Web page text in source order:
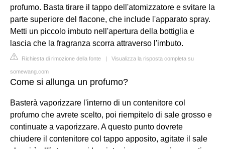
profumo. Basta tirare il tappo dell'atomizzatore e svitare la
parte superiore del flacone, che include l'apparato spray.
Metti un piccolo imbuto nell'apertura della bottiglia e
lascia che la fragranza scorra attraverso l'imbuto.
Richiesta di rimozione della fonte | Visualizza la risposta completa su
somewang.com
Come si allunga un profumo?
Basterà vaporizzare l'interno di un contenitore col
profumo che avrete scelto, poi riempitelo di sale grosso e
continuate a vaporizzare. A questo punto dovrete
chiudere il contenitore col tappo apposito, agitate il sale